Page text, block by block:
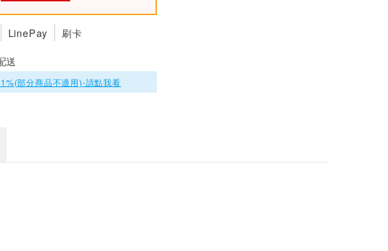
LinePay 刷卡
送
部分商品不適用)-請點我看
S/FTP, 藍色, 5m
$379